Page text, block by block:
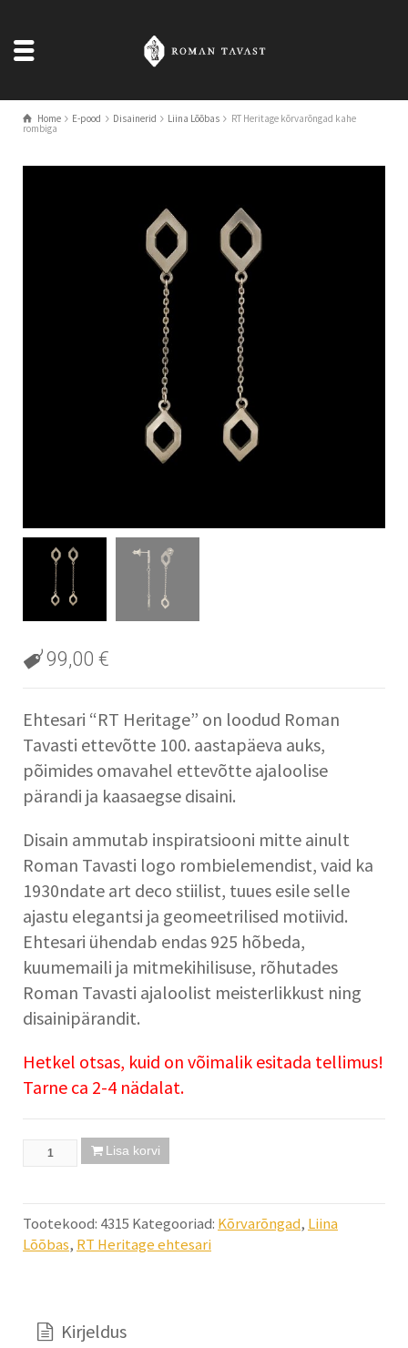
Home E-pood Disainerid Liina Lõõbas RT Heritage kõrvarõngad kahe
rombiga
99,00€
Ehtesari “RT Heritage” on loodud Roman
Tavasti ettevõtte 100. aastapäeva auks,
põimides omavahel ettevõtte ajaloolise
pärandi ja kaasaegse disaini.
Disain ammutab inspiratsiooni mitte ainult
Roman Tavasti logo rombielemendist, vaid ka
1930ndate art deco stiilist, tuues esile selle
ajastu elegantsi ja geomeetrilised motiivid.
Ehtesari ühendab endas 925 hõbeda,
kuumemaili ja mitmekihilisuse, rõhutades
Roman Tavasti ajaloolist meisterlikkust ning
disainipärandit.
Hetkel otsas, kuid on võimalik esitada tellimus!
Tarne ca 2-4 nädalat.
Lisa korvi
Tootekood: 4315 Kategooriad: Kõrvarõngad, Liina
Lõõbas, RT Heritage ehtesari
Kirjeldus